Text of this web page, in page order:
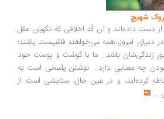
و آن کُدِ اخلاقی که نگهبان عقل
امروز، همه می‌خواهند فاشیست باشند؛
باشد... ما با گوشت و پوست خود
دارد... نوشتن پاسخی است به
و در عین حال، ستایشی است از